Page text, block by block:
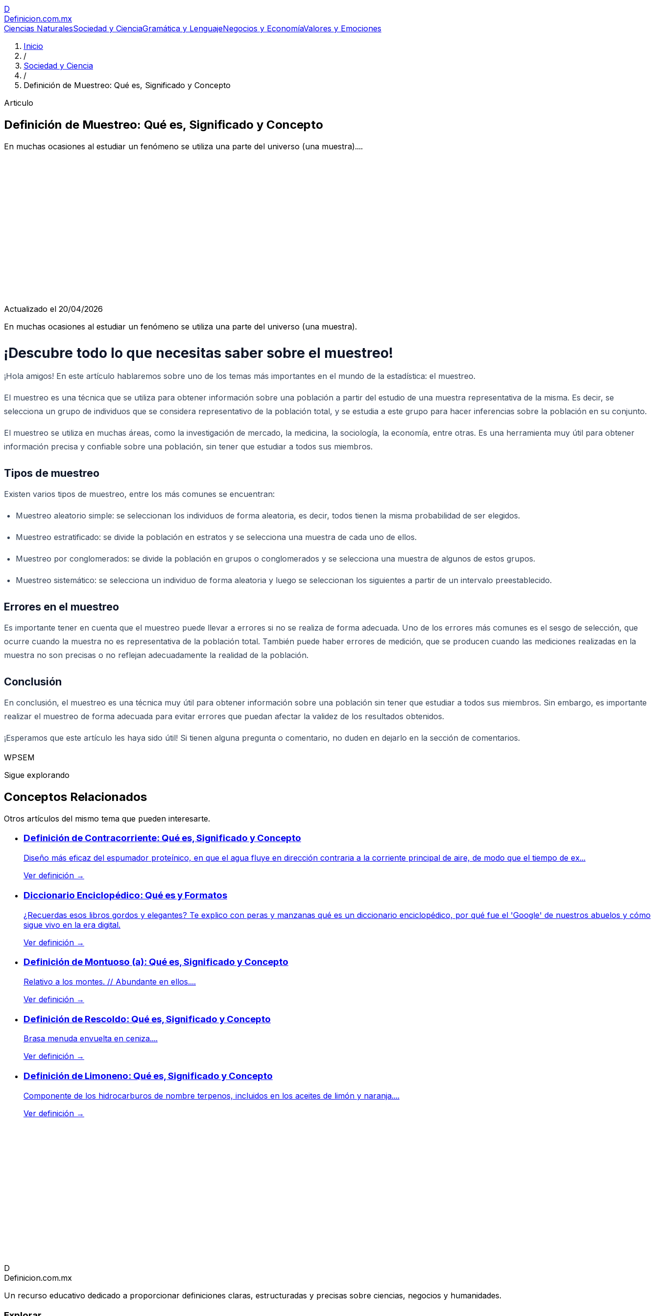
D
Definicion.com.mx
Ciencias NaturalesSociedad y CienciaGramática y LenguajeNegocios y EconomíaValores y Emociones
Inicio
/
Sociedad y Ciencia
/
Definición de Muestreo: Qué es, Significado y Concepto
Articulo
Definición de Muestreo: Qué es, Significado y Concepto
En muchas ocasiones al estudiar un fenómeno se utiliza una parte del universo (una muestra)....
Actualizado el 20/04/2026
En muchas ocasiones al estudiar un fenómeno se utiliza una parte del universo (una muestra).
¡Descubre todo lo que necesitas saber sobre el muestreo!
¡Hola amigos! En este artículo hablaremos sobre uno de los temas más importantes en el mundo de la estadística: el muestreo.
El muestreo es una técnica que se utiliza para obtener información sobre una población a partir del estudio de una muestra representativa de la misma. Es decir, se
selecciona un grupo de individuos que se considera representativo de la población total, y se estudia a este grupo para hacer inferencias sobre la población en su conjunto.
El muestreo se utiliza en muchas áreas, como la investigación de mercado, la medicina, la sociología, la economía, entre otras. Es una herramienta muy útil para obtener
información precisa y confiable sobre una población, sin tener que estudiar a todos sus miembros.
Tipos de muestreo
Existen varios tipos de muestreo, entre los más comunes se encuentran:
Muestreo aleatorio simple: se seleccionan los individuos de forma aleatoria, es decir, todos tienen la misma probabilidad de ser elegidos.
Muestreo estratificado: se divide la población en estratos y se selecciona una muestra de cada uno de ellos.
Muestreo por conglomerados: se divide la población en grupos o conglomerados y se selecciona una muestra de algunos de estos grupos.
Muestreo sistemático: se selecciona un individuo de forma aleatoria y luego se seleccionan los siguientes a partir de un intervalo preestablecido.
Errores en el muestreo
Es importante tener en cuenta que el muestreo puede llevar a errores si no se realiza de forma adecuada. Uno de los errores más comunes es el sesgo de selección, que
ocurre cuando la muestra no es representativa de la población total. También puede haber errores de medición, que se producen cuando las mediciones realizadas en la
muestra no son precisas o no reflejan adecuadamente la realidad de la población.
Conclusión
En conclusión, el muestreo es una técnica muy útil para obtener información sobre una población sin tener que estudiar a todos sus miembros. Sin embargo, es importante
realizar el muestreo de forma adecuada para evitar errores que puedan afectar la validez de los resultados obtenidos.
¡Esperamos que este artículo les haya sido útil! Si tienen alguna pregunta o comentario, no duden en dejarlo en la sección de comentarios.
WPSEM
Sigue explorando
Conceptos Relacionados
Otros artículos del mismo tema que pueden interesarte.
Definición de Contracorriente: Qué es, Significado y Concepto
Diseño más eficaz del espumador proteínico, en que el agua fluye en dirección contraria a la corriente principal de aire, de modo que el tiempo de ex...
Ver definición →
Diccionario Enciclopédico: Qué es y Formatos
¿Recuerdas esos libros gordos y elegantes? Te explico con peras y manzanas qué es un diccionario enciclopédico, por qué fue el 'Google' de nuestros abuelos y cómo
sigue vivo en la era digital.
Ver definición →
Definición de Montuoso (a): Qué es, Significado y Concepto
Relativo a los montes. // Abundante en ellos....
Ver definición →
Definición de Rescoldo: Qué es, Significado y Concepto
Brasa menuda envuelta en ceniza....
Ver definición →
Definición de Limoneno: Qué es, Significado y Concepto
Componente de los hidrocarburos de nombre terpenos, incluidos en los aceites de limón y naranja....
Ver definición →
D
Definicion.com.mx
Un recurso educativo dedicado a proporcionar definiciones claras, estructuradas y precisas sobre ciencias, negocios y humanidades.